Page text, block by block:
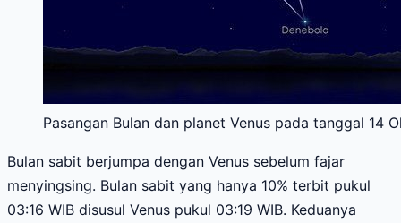
Pasangan Bulan dan planet Venus pada tanggal 14
Bulan sabit berjumpa dengan Venus sebelum fajar
menyingsing. Bulan sabit yang hanya 10% terbit pukul
03:16 WIB disusul Venus pukul 03:19 WIB. Keduanya